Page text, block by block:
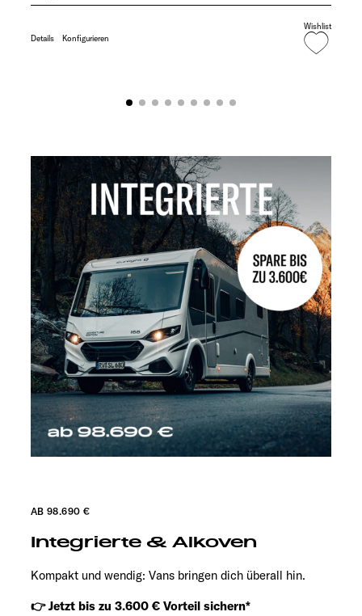
Details Konfigurieren
Wishlist
AB 98.690 €
Integrierte & Alkoven
Kompakt und wendig: Vans bringen dich überall hin.
👉 Jetzt bis zu 3.600 € Vorteil sichern*